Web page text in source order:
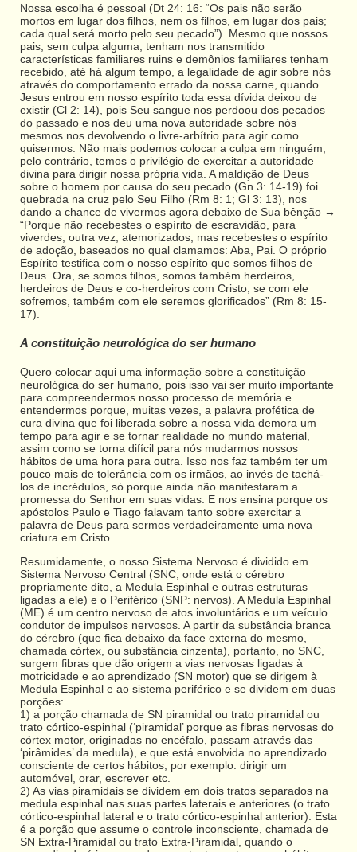
Nossa escolha é pessoal (Dt 24: 16: “Os pais não serão
mortos em lugar dos filhos, nem os filhos, em lugar dos pais;
cada qual será morto pelo seu pecado”). Mesmo que nossos
pais, sem culpa alguma, tenham nos transmitido
características familiares ruins e demônios familiares tenham
recebido, até há algum tempo, a legalidade de agir sobre nós
através do comportamento errado da nossa carne, quando
Jesus entrou em nosso espírito toda essa dívida deixou de
existir (Cl 2: 14), pois Seu sangue nos perdoou dos pecados
do passado e nos deu uma nova autoridade sobre nós
mesmos nos devolvendo o livre-arbítrio para agir como
quisermos. Não mais podemos colocar a culpa em ninguém,
pelo contrário, temos o privilégio de exercitar a autoridade
divina para dirigir nossa própria vida. A maldição de Deus
sobre o homem por causa do seu pecado (Gn 3: 14-19) foi
quebrada na cruz pelo Seu Filho (Rm 8: 1; Gl 3: 13), nos
dando a chance de vivermos agora debaixo de Sua bênção →
“Porque não recebestes o espírito de escravidão, para
viverdes, outra vez, atemorizados, mas recebestes o espírito
de adoção, baseados no qual clamamos: Aba, Pai. O próprio
Espírito testifica com o nosso espírito que somos filhos de
Deus. Ora, se somos filhos, somos também herdeiros,
herdeiros de Deus e co-herdeiros com Cristo; se com ele
sofremos, também com ele seremos glorificados” (Rm 8: 15-
17).
A constituição neurológica do ser humano
Quero colocar aqui uma informação sobre a constituição
neurológica do ser humano, pois isso vai ser muito importante
para compreendermos nosso processo de memória e
entendermos porque, muitas vezes, a palavra profética de
cura divina que foi liberada sobre a nossa vida demora um
tempo para agir e se tornar realidade no mundo material,
assim como se torna difícil para nós mudarmos nossos
hábitos de uma hora para outra. Isso nos faz também ter um
pouco mais de tolerância com os irmãos, ao invés de tachá-
los de incrédulos, só porque ainda não manifestaram a
promessa do Senhor em suas vidas. E nos ensina porque os
apóstolos Paulo e Tiago falavam tanto sobre exercitar a
palavra de Deus para sermos verdadeiramente uma nova
criatura em Cristo.
Resumidamente, o nosso Sistema Nervoso é dividido em
Sistema Nervoso Central (SNC, onde está o cérebro
propriamente dito, a Medula Espinhal e outras estruturas
ligadas a ele) e o Periférico (SNP: nervos). A Medula Espinhal
(ME) é um centro nervoso de atos involuntários e um veículo
condutor de impulsos nervosos. A partir da substância branca
do cérebro (que fica debaixo da face externa do mesmo,
chamada córtex, ou substância cinzenta), portanto, no SNC,
surgem fibras que dão origem a vias nervosas ligadas à
motricidade e ao aprendizado (SN motor) que se dirigem à
Medula Espinhal e ao sistema periférico e se dividem em duas
porções:
1) a porção chamada de SN piramidal ou trato piramidal ou
trato córtico-espinhal (‘piramidal’ porque as fibras nervosas do
córtex motor, originadas no encéfalo, passam através das
‘pirâmides’ da medula), e que está envolvida no aprendizado
consciente de certos hábitos, por exemplo: dirigir um
automóvel, orar, escrever etc.
2) As vias piramidais se dividem em dois tratos separados na
medula espinhal nas suas partes laterais e anteriores (o trato
córtico-espinhal lateral e o trato córtico-espinhal anterior). Esta
é a porção que assume o controle inconsciente, chamada de
SN Extra-Piramidal ou trato Extra-Piramidal, quando o